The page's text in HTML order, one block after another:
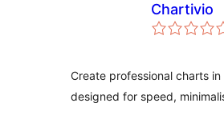
Chartivio
Create professional charts
designed for speed,